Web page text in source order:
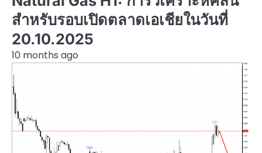
สำหรับรอบเปิดตลาดเอเชียในวันที่
20.10.2025
10 months ago